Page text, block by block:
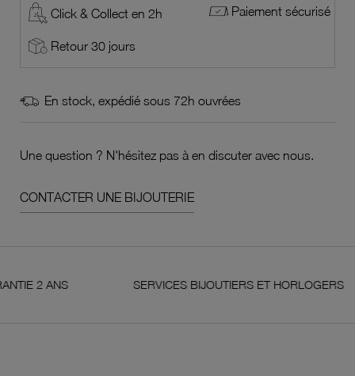
Click & Collect en 2h Paiement sécurisé
Retour 30 jours
En stock, expédié sous 72h ouvrées
Une question ? N'hésitez pas à en discuter avec nous.
CONTACTER UNE BIJOUTERIE
ANS SERVICES BIJOUTIERS ET HORLOGERS